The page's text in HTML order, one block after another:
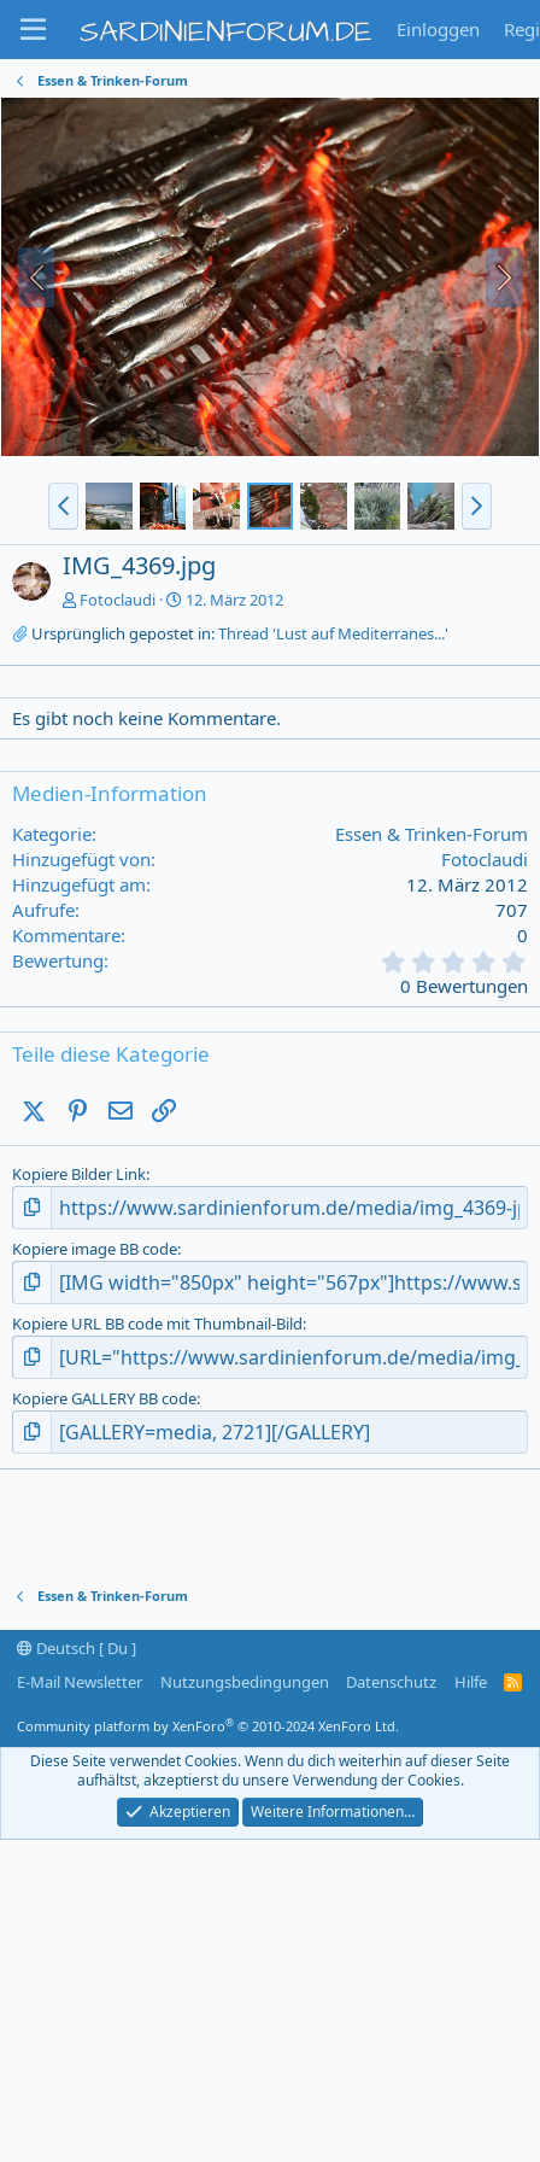
SARDINIENFORUM.DE Einloggen
Essen & Trinken-Forum
IMG_4369.jpg
Fotoclaudi
12. März 2012
Ursprünglich gepostet in:Thread 'Lust auf Mediterranes...'
Es gibt noch keine Kommentare.
Medien-Information
Kategorie
Essen & Trinken-Forum
Hinzugefügt von
Fotoclaudi
Hinzugefügt am
12. März 2012
Aufrufe
707
Kommentare
0
Bewertung
0
0
s
0 Bewertungen
Teile diese Kategorie
X (Twitter)Pinterest
E-Mail
Kopiere Bilder Link
Kopiere image BB code
Kopiere URL BB code mit Thumbnail-Bild
Kopiere GALLERY BB code
Essen & Trinken-Forum
Deutsch [ Du ]
E-Mail Newsletter
Nutzungsbedingungen Datenschutz Hilfe
R
F
Community platform by XenForo® © 2010-2024 XenForo Ltd.
Diese Seite verwendet Cookies. Wenn du dich weiterhin auf dieser Seite
aufhältst, akzeptierst du unsere Verwendung der Cookies.
Akzeptieren
Weitere Informationen…